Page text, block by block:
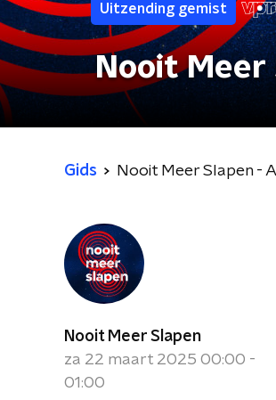
Uitzending gemist
Nooit Meer
Gids Nooit Meer Slapen -
Nooit Meer Slapen
za 22 maart 2025 00:00 -
01:00